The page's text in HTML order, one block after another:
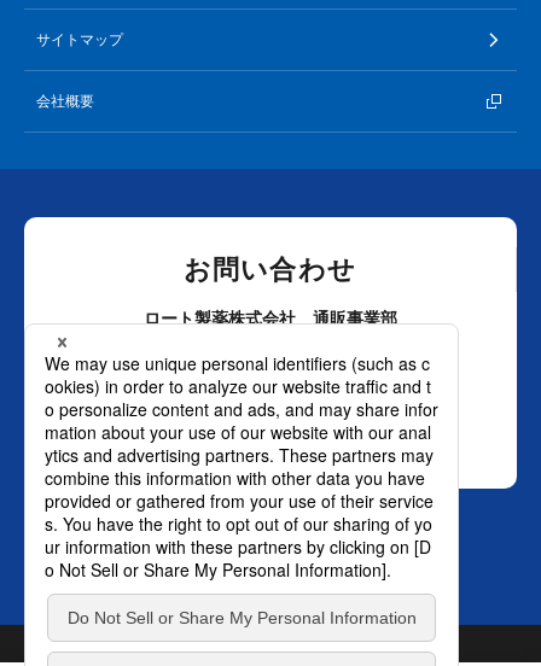
サイトマップ
会社概要
お問い合わせ
ロート製薬株式会社 通販事業部
0120-880-610
月～土：9時～21時 日祝：9時～18時
（年末年始を除く）
おかけ間違いのないようご注意ください。
SNS オフィシャルアカウント
© ROHTO Pharmaceutical Co., Ltd. All rights reserved.